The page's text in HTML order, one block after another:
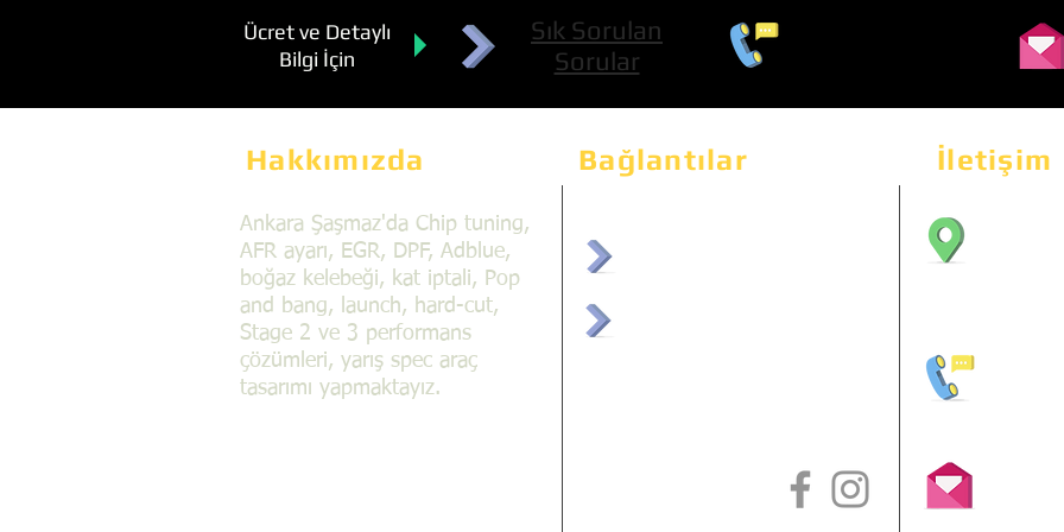
Ücret ve Detaylı
Bilgi İçin
Sık Sorulan
Sorular
Hakkımızda Bağlantılar İletişim
Ankara Şaşmaz'da Chip tuning,
AFR ayarı, EGR, DPF, Adblue,
boğaz kelebeği, kat iptali, Pop
and bang, launch, hard-cut,
Stage 2 ve 3 performans
çözümleri, yarış spec araç
tasarımı yapmaktayız.